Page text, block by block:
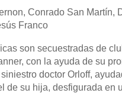
Conrado San Martín,
Franco
son secuestradas de
con la ayuda de su
doctor Orloff,
de su hija, desfigurada en